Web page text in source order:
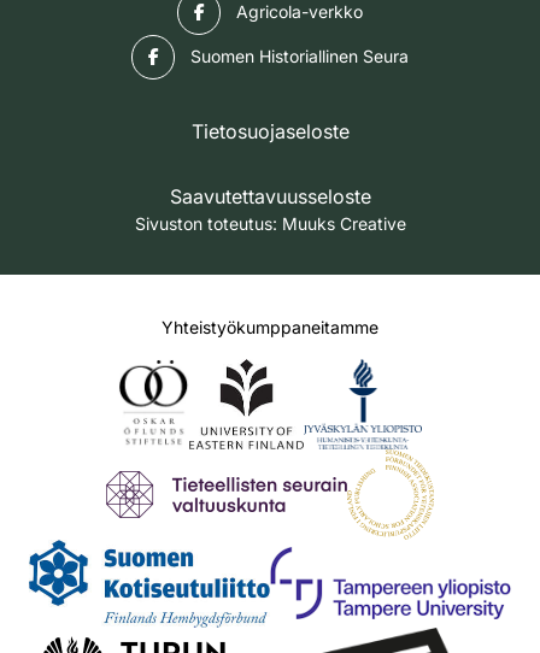
Agricola-verkko
Suomen Historiallinen Seura
Tietosuojaseloste
Saavutettavuusseloste
Sivuston toteutus: Muuks Creative
Yhteistyökumppaneitamme